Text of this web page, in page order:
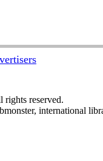
reserved.
international